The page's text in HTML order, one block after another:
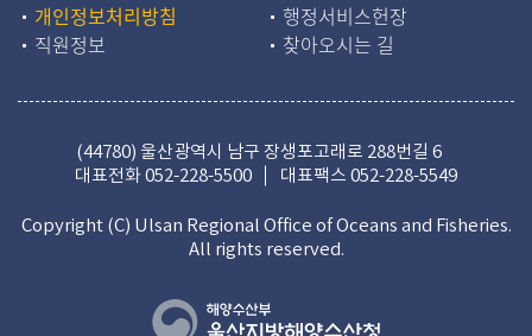
개인정보처리방침
행정서비스헌장
직원정보
찾아오시는 길
(44780) 울산광역시 남구 장생포고래로 288번길 6
대표전화052-228-5500 대표팩스 052-228-5549
Copyright (C) Ulsan Regional Office of Oceans and Fisheries.
All rights reserved.